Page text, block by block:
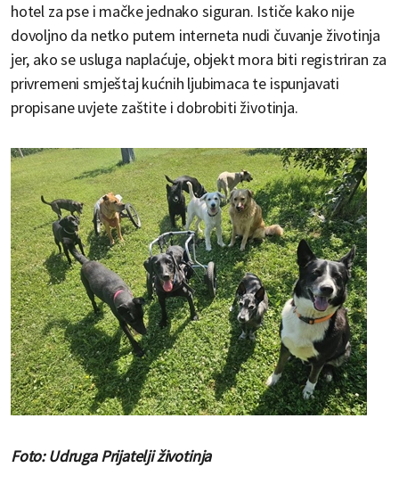
hotel za pse i mačke jednako siguran. Ističe kako nije
dovoljno da netko putem interneta nudi čuvanje životinja
jer, ako se usluga naplaćuje, objekt mora biti registriran za
privremeni smještaj kućnih ljubimaca te ispunjavati
propisane uvjete zaštite i dobrobiti životinja.
Foto: Udruga Prijatelji životinja